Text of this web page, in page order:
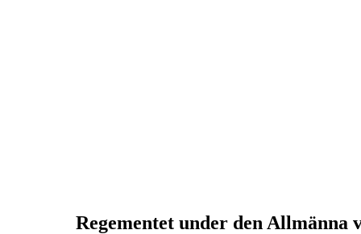
Regementet under den Allmänna